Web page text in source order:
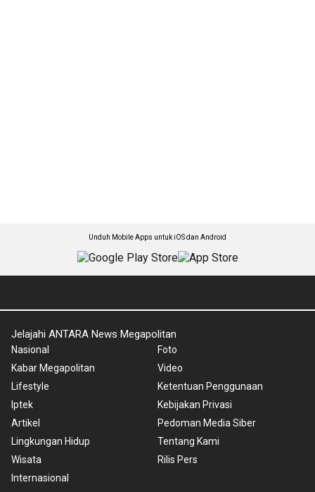
Unduh Mobile Apps untuk iOS dan Android
Jelajahi ANTARA News Megapolitan
Nasional
Kabar Megapolitan
Lifestyle
Iptek
Artikel
Lingkungan Hidup
Wisata
Internasional
Foto
Video
Ketentuan Penggunaan
Kebijakan Privasi
Pedoman Media Siber
Tentang Kami
Rilis Pers